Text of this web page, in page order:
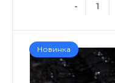
-
Новинка